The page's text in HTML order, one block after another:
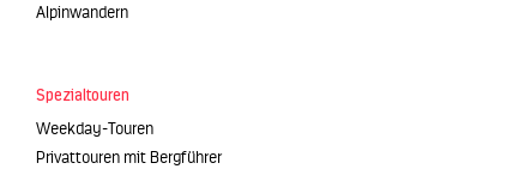
Alpinwandern
Spezialtouren
Weekday-Touren
Privattouren mit Bergführer